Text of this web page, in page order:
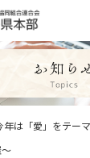
年は「愛」をテー